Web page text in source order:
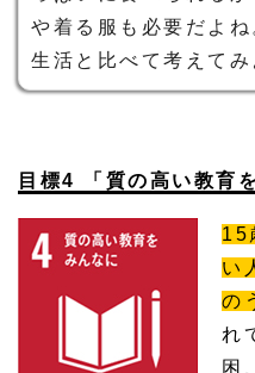
や着る服も必要だよ
生活と比べて考えてみ
目標4 「質の高い教育
15
い
の
れ
困